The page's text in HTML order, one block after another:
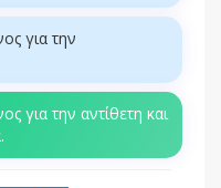
για την
για την αντίθετη και